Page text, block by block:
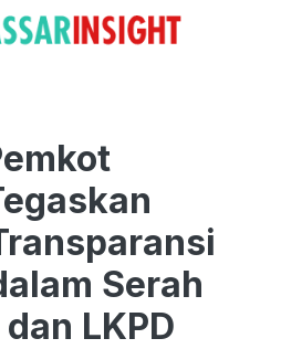
Serah
LKPD